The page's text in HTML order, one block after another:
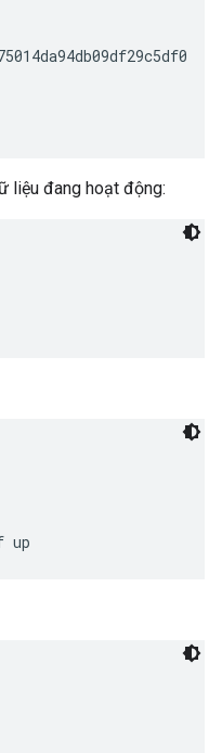
liệu đang hoạt động: